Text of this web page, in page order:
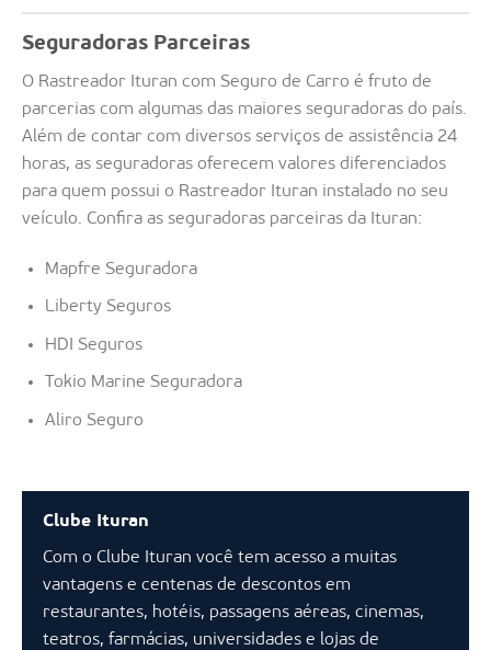
Seguradoras Parceiras
O Rastreador Ituran com Seguro de Carro é fruto de
parcerias com algumas das maiores seguradoras do país.
Além de contar com diversos serviços de assistência 24
horas, as seguradoras oferecem valores diferenciados
para quem possui o Rastreador Ituran instalado no seu
veículo. Confira as seguradoras parceiras da Ituran:
Mapfre Seguradora
Liberty Seguros
HDI Seguros
Tokio Marine Seguradora
Aliro Seguro
Clube Ituran
Com o Clube Ituran você tem acesso a muitas
vantagens e centenas de descontos em
restaurantes, hotéis, passagens aéreas, cinemas,
teatros, farmácias, universidades e lojas de